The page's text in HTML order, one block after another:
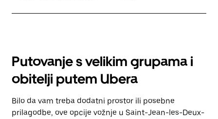
Putovanje s velikim grupama i
obitelji putem Ubera
Bilo da vam treba dodatni prostor ili posebne
prilagodbe, ove opcije vožnje u Saint-Jean-les-Deux-